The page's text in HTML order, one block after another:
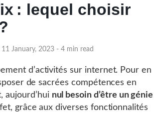
: lequel choisir
January, 2023 - 4 min read
d’activités sur internet. Pour en
de sacrées compétences en
aujourd’hui nul besoin d’être un génie
grâce aux diverses fonctionnalités